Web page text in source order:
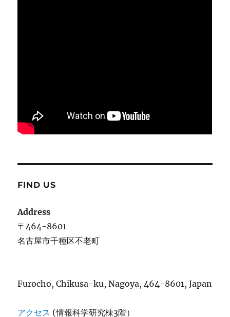
FIND US
Address
〒464-8601
名古屋市千種区不老町
Furocho, Chikusa-ku, Nagoya, 464-8601, Japan
アクセス (情報科学研究棟3階）